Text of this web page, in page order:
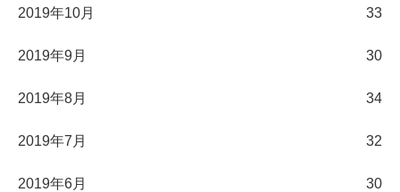
2019年10月 33
2019年9月 30
2019年8月 34
2019年7月 32
2019年6月 30